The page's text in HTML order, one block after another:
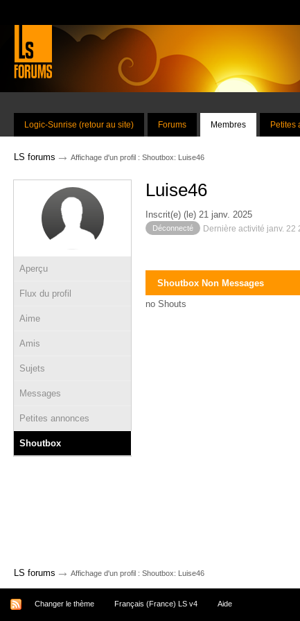
Logic-Sunrise (retour au site) Forums Membres Petites
LS forums → Affichage d'un profil : Shoutbox: Luise46
Aperçu
Flux du profil
Aime
Amis
Sujets
Messages
Petites annonces
Shoutbox
Luise46
Inscrit(e) (le) 21 janv. 2025
Déconnecté Dernière activité janv. 22
Shoutbox Non Messages
no Shouts
LS forums → Affichage d'un profil : Shoutbox: Luise46
Changer le thème Français (France) LS v4 Aide